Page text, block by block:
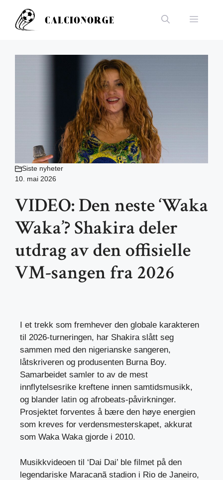
innhold
Meny
Siste nyheter
10. mai 2026
VIDEO: Den neste ‘Waka
Waka’? Shakira deler
utdrag av den offisielle
VM-sangen fra 2026
I et trekk som fremhever den globale karakteren
til 2026-turneringen, har Shakira slått seg
sammen med den nigerianske sangeren,
låtskriveren og produsenten Burna Boy.
Samarbeidet samler to av de mest
innflytelsesrike kreftene innen samtidsmusikk,
og blander latin og afrobeats-påvirkninger.
Prosjektet forventes å bære den høye energien
som kreves for verdensmesterskapet, akkurat
som Waka Waka gjorde i 2010.
Musikkvideoen til ‘Dai Dai’ ble filmet på den
legendariske Maracanã stadion i Rio de Janeiro,